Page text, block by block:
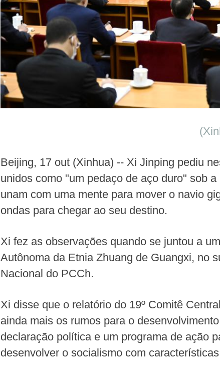
Beijing, 17 out (Xinhua) -- Xi Jinping pediu
unidos como "um pedaço de aço duro" sob
unam com uma mente para mover o navio
ondas para chegar ao seu destino.
Xi fez as observações quando se juntou a
Autônoma da Etnia Zhuang de Guangxi, no
Nacional do PCCh.
Xi disse que o relatório do 19º Comitê
ainda mais os rumos para o
declaração política e um programa de ação
desenvolver o socialismo com